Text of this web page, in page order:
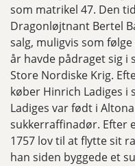
som matrikel 47. Den
Dragonløjtnant Bertel
salg, muligvis som
år havde pådraget sig i
Store Nordiske Krig.
køber Hinrich Ladiges i
Ladiges var født i
sukkerraffinadør. Efter
1757 lov til at flytte sit
han siden byggede et